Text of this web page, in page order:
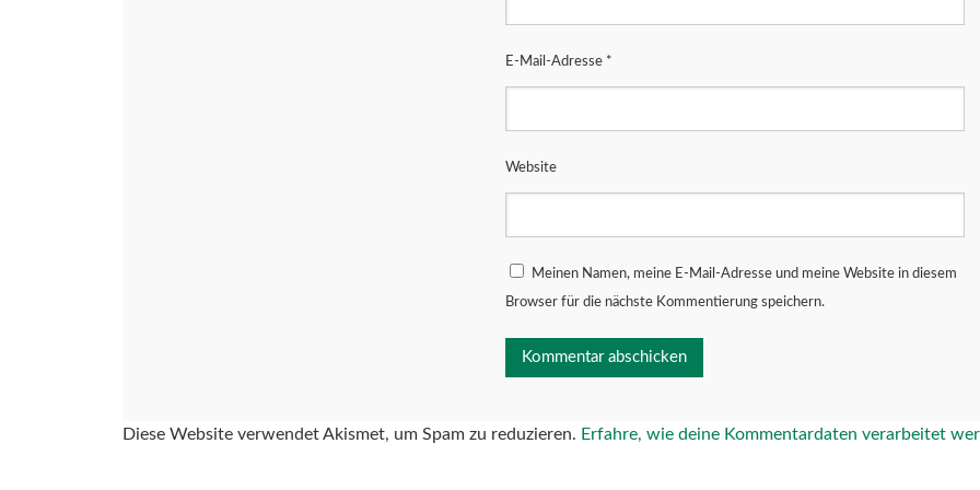
E-Mail-Adresse *
Website
Meinen Namen, meine E-Mail-Adresse und meine Website in diesem
Browser für die nächste Kommentierung speichern.
Diese Website verwendet Akismet, um Spam zu reduzieren. Erfahre, wie deine Kommentardaten verarbeitet